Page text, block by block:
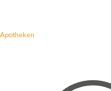
Apotheken